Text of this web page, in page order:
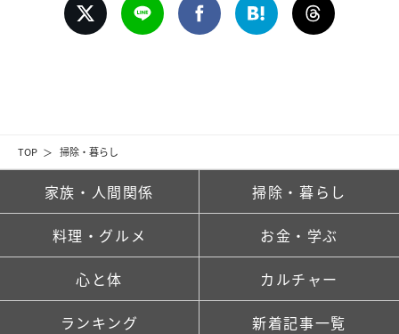
TOP 掃除・暮らし
家族・人間関係 掃除・暮らし
料理・グルメ お金・学ぶ
心と体 カルチャー
ランキング 新着記事一覧